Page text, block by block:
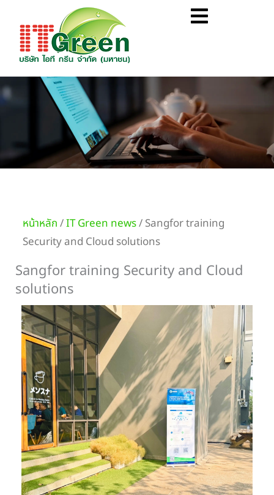
content
Flyout
หน้าหลัก /IT Green news/ Sangfor training
Security and Cloud solutions
Sangfor training Security and Cloud
solutions